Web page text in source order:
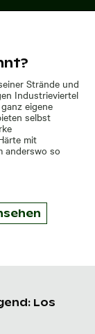
Strände und
Industrieviertel
eigene
selbst
mit
anderswo so
Los